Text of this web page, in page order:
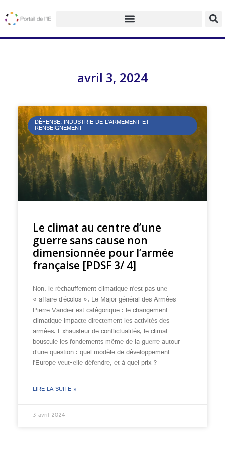
avril 3, 2024
DÉFENSE, INDUSTRIE DE L’ARMEMENT ET
RENSEIGNEMENT
Le climat au centre d’une
guerre sans cause non
dimensionnée pour l’armée
française [PDSF 3/ 4]
Non, le réchauffement climatique n’est pas une
« affaire d’écolos ». Le Major général des Armées
Pierre Vandier est catégorique : le changement
climatique impacte directement les activités des
armées. Exhausteur de conflictualités, le climat
bouscule les fondements même de la guerre autour
d’une question : quel modèle de développement
l’Europe veut-elle défendre, et à quel prix ?
LIRE LA SUITE »
3 avril 2024